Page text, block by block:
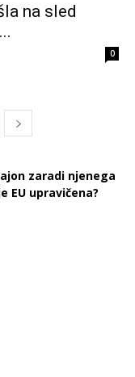
na sled
0
zaradi njenega
EU upravičena?